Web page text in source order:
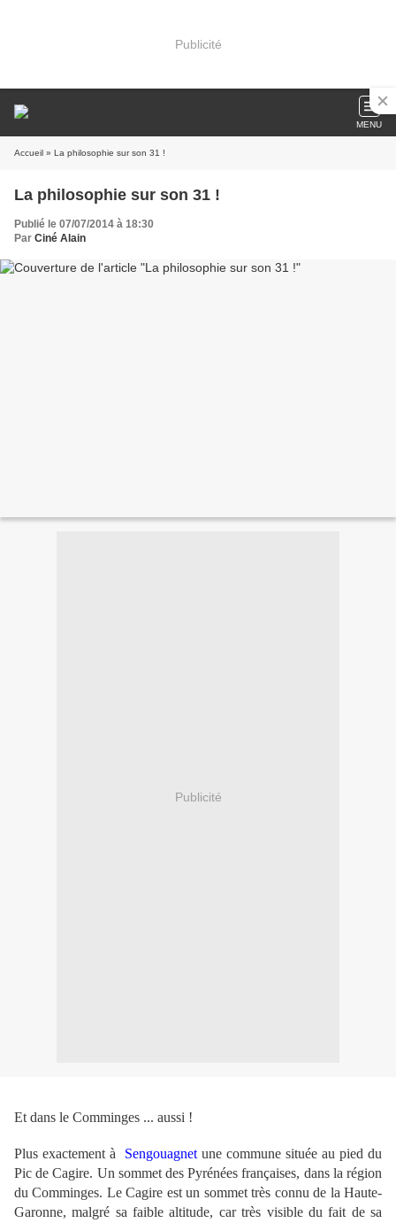
Publicité
MENU
Accueil » La philosophie sur son 31 !
La philosophie sur son 31 !
Publié le 07/07/2014 à 18:30
Par Ciné Alain
Publicité
Et dans le Comminges ... aussi !
Plus exactement à Sengouagnet une commune située au pied du
Pic de Cagire. Un sommet des Pyrénées françaises, dans la région
du Comminges. Le Cagire est un sommet très connu de la Haute-
Garonne, malgré sa faible altitude, car très visible du fait de sa